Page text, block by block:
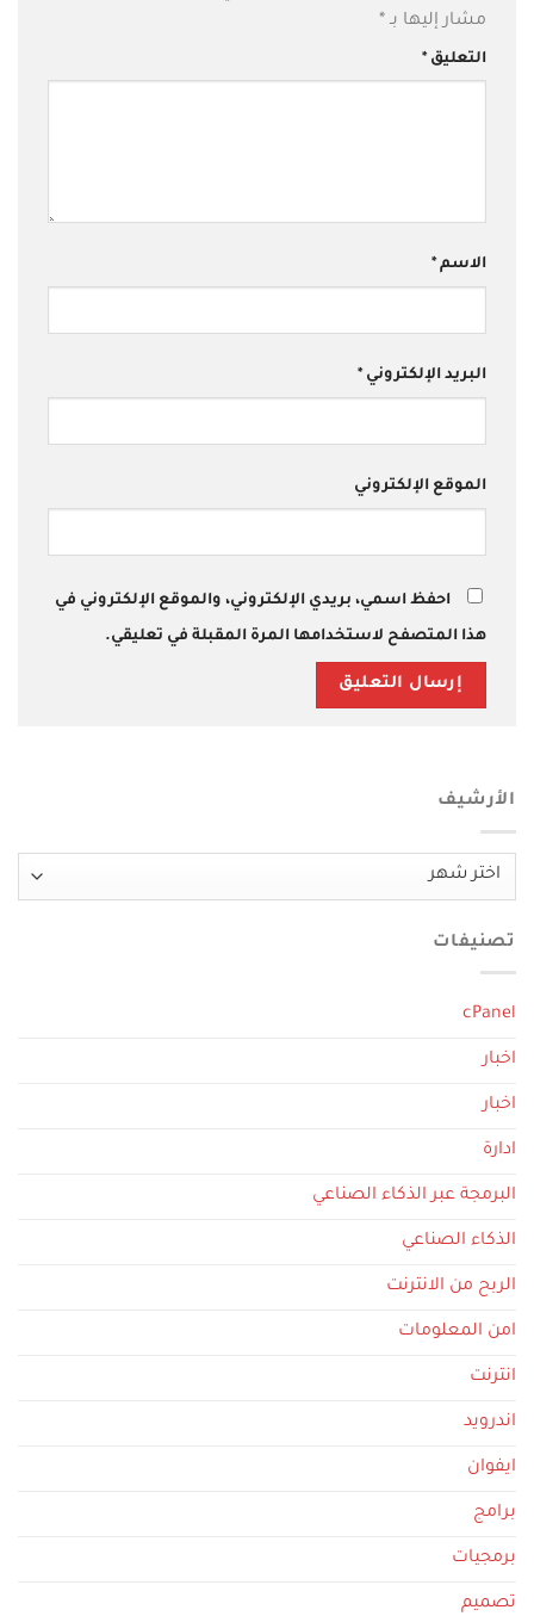
مشار إليها بـ *
التعليق*
الاسم *
البريد الإلكتروني *
الموقع الإلكتروني
احفظ اسمي، بريدي الإلكتروني، والموقع الإلكتروني في
هذا المتصفح لاستخدامها المرة المقبلة في تعليقي.
الأرشيف
الأرشيف
تصنيفات
cPanel
اخبار
اخبار
ادارة
البرمجة عبر الذكاء الصناعي
الذكاء الصناعي
الربح من الانترنت
امن المعلومات
انترنت
اندرويد
ايفوان
برامج
برمجيات
تصميم